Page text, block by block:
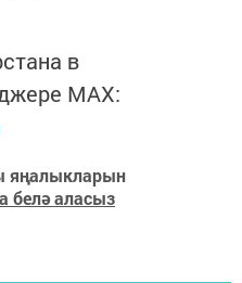
в
MАХ:
яңалыкларын
белә аласыз